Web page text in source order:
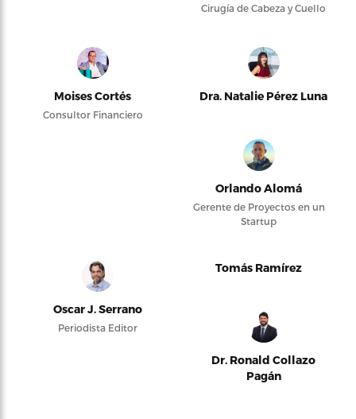
Cirugía de Cabeza y Cuello
Moises Cortés
Consultor Financiero
Dra. Natalie Pérez Luna
Orlando Alomá
Gerente de Proyectos en un
Startup
Oscar J. Serrano
Periodista Editor
Tomás Ramírez
Dr. Ronald Collazo
Pagán